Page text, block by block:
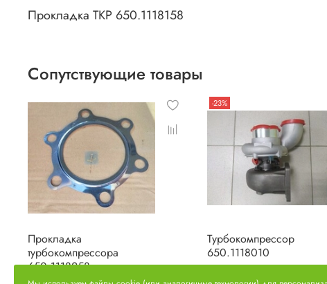
Прокладка ТКР 650.1118158
Сопутствующие товары
Прокладка
турбокомпрессора
650.1118258
-23%
Турбокомпрессор
650.1118010